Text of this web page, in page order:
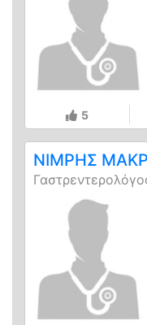
5
ΝΙΜΡΗΣ